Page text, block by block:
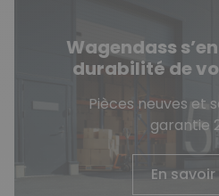
Wagendass
durabilité de
Pièces neuves et
garantie
En